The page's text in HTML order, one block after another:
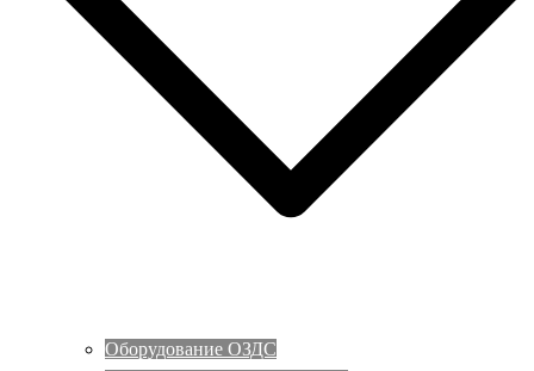
Оборудование ОЗДС